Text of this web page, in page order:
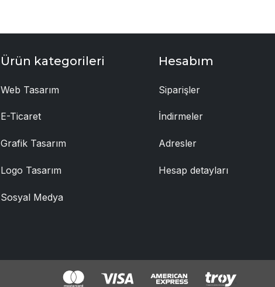
Ürün kategorileri
Web Tasarım
E-Ticaret
Grafik Tasarım
Logo Tasarım
Sosyal Medya
Hesabım
Siparişler
İndirmeler
Adresler
Hesap detayları